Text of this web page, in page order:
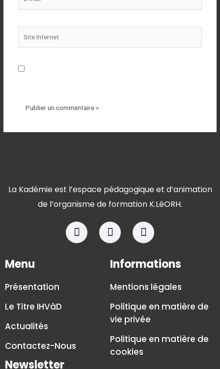
La Kadémie est l’espace pédagogique et d’animation
de l’organisme de formation K.LéORH.
Menu
Présentation
Le Titre IHVàD
Actualités
Contactez-Nous
Informations
Mentions légales
Politique en matière de
vie privée
Politique en matière de
cookies
Newsletter